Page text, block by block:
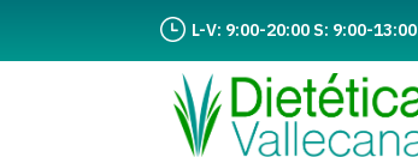
L-V: 9:00-20:00 S: 9:00-13:00